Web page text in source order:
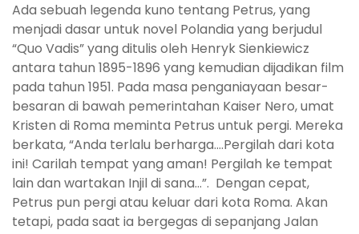
Ada sebuah legenda kuno tentang Petrus, yang
menjadi dasar untuk novel Polandia yang berjudul
“Quo Vadis” yang ditulis oleh Henryk Sienkiewicz
antara tahun 1895-1896 yang kemudian dijadikan film
pada tahun 1951. Pada masa penganiayaan besar-
besaran di bawah pemerintahan Kaiser Nero, umat
Kristen di Roma meminta Petrus untuk pergi. Mereka
berkata, “Anda terlalu berharga….Pergilah dari kota
ini! Carilah tempat yang aman! Pergilah ke tempat
lain dan wartakan Injil di sana…”. Dengan cepat,
Petrus pun pergi atau keluar dari kota Roma. Akan
tetapi, pada saat ia bergegas di sepanjang Jalan